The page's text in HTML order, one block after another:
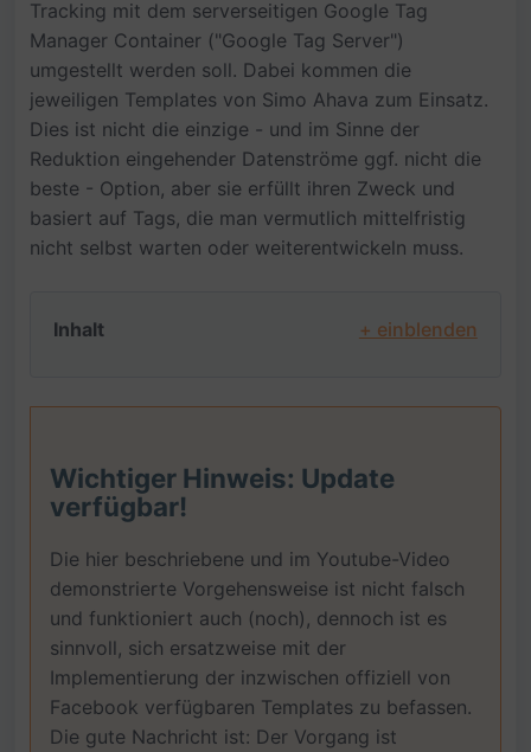
Tracking mit dem serverseitigen Google Tag
Manager Container ("Google Tag Server")
umgestellt werden soll. Dabei kommen die
jeweiligen Templates von Simo Ahava zum Einsatz.
Dies ist nicht die einzige - und im Sinne der
Reduktion eingehender Datenströme ggf. nicht die
beste - Option, aber sie erfüllt ihren Zweck und
basiert auf Tags, die man vermutlich mittelfristig
nicht selbst warten oder weiterentwickeln muss.
Inhalt + einblenden
Wichtiger Hinweis: Update
verfügbar!
Die hier beschriebene und im Youtube-Video
demonstrierte Vorgehensweise ist nicht falsch
und funktioniert auch (noch), dennoch ist es
sinnvoll, sich ersatzweise mit der
Implementierung der inzwischen offiziell von
Facebook verfügbaren Templates zu befassen.
Die gute Nachricht ist: Der Vorgang ist